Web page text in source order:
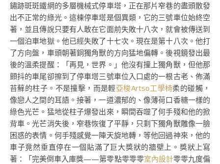
鏽跡斑斑鐵網的多層機械式停車塔，正在那片窄巷的盡頭散發
出不正常的綠光。這棟停車塔是個異類，它的三號車位始終空
著，並且傳說只要有人敢在它面前失敗十八次，就會被傳送到
一個泊車地獄。他已經失敗了十七次。現在是第十八次。他打
了方向盤，車頭朝著銅獨角獸的方向猛地偏轉。後視鏡發出最
後的溫柔提醒：「再見，世界。」他沒有撞上獨角獸，但他那
顫抖的車尾卻擦到了停車塔三號車位入口處的一根古老、佈滿
苔蘚的柱子。不是撞擊，而是輕亞梭Artso工學椅柔的碰觸，
像戀人之間的耳語。接著，一道濃郁的、像薄荷口香糖一樣的
綠色光芒。猛地從柱子爆發出來，瞬間吞噬了何手殘和他的掀
背車。光芒消失後，窄巷恢復了平靜，只剩下獨角獸雕像一臉
困惑的表情。何手殘感覺一陣天旋地轉，等他回過神來，他的
車子竟然垂直停在一個貼滿了巨大獎狀的牆壁上。獎狀上寫
著：「完美倒車入庫獎——第零點零零零室內設計零零九度偏